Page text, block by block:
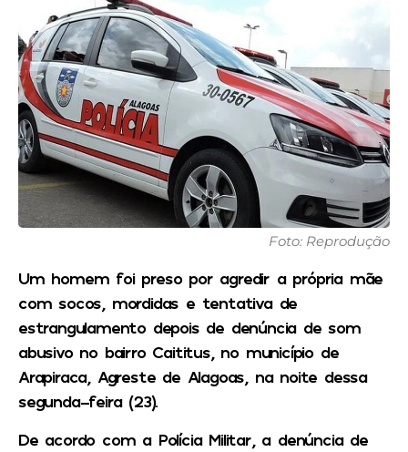
Foto: Reprodução
Um homem foi preso por agredir a própria mãe
com socos, mordidas e tentativa de
estrangulamento depois de denúncia de som
abusivo no bairro Caititus, no município de
Arapiraca, Agreste de Alagoas, na noite dessa
segunda-feira (23).
De acordo com a Polícia Militar, a denúncia de